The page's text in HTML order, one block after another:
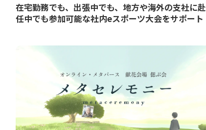
在宅勤務でも、出張中でも、地方や海外の支社に赴
任中でも参加可能な社内eスポーツ大会をサポート